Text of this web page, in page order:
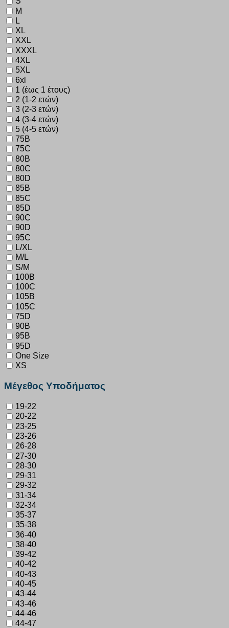
M
L
XL
XXL
XXXL
4XL
5XL
6xl
1 (έως 1 έτους)
2 (1-2 ετών)
3 (2-3 ετών)
4 (3-4 ετών)
5 (4-5 ετών)
75B
75C
80B
80C
80D
85B
85C
85D
90C
90D
95C
L/XL
M/L
S/M
100B
100C
105B
105C
75D
90B
95B
95D
One Size
XS
Μέγεθος Υποδήματος
19-22
20-22
23-25
23-26
26-28
27-30
28-30
29-31
29-32
31-34
32-34
35-37
35-38
36-40
38-40
39-42
40-42
40-43
40-45
43-44
43-46
44-46
44-47